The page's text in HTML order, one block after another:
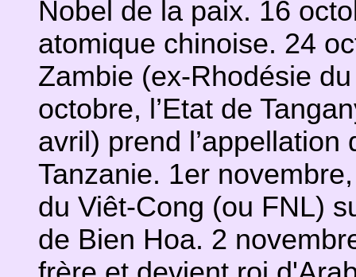
Nobel de la paix. 16
atomique chinoise. 24
Zambie (ex-Rhodésie
octobre, l’Etat de
avril) prend
Tanzanie. 1er
du Viêt-Cong (ou FNL)
de Bien Hoa. 2